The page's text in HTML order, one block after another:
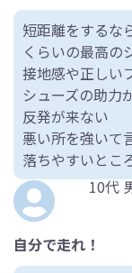
短距離をするな
くらいの最高の
接地感や正しい
シューズの助力
反発が来ない
悪い所を強いて
落ちやすいとこ
10代
自分で走れ！